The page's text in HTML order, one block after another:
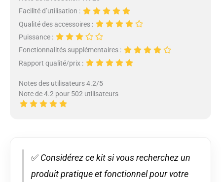
Facilité d’utilisation :
Qualité des accessoires :
Puissance :
Fonctionnalités supplémentaires :
Rapport qualité/prix :
Notes des utilisateurs 4.2/5
Note de 4.2 pour 502 utilisateurs
✅ Considérez ce kit si vous recherchez un
produit pratique et fonctionnel pour votre